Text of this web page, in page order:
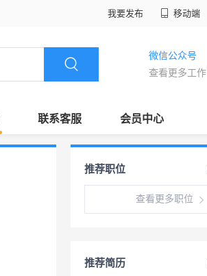
我要发布 移动端
微信公众号
查看更多工作
联系客服 会员中心
推荐职位
查看更多职位
推荐简历